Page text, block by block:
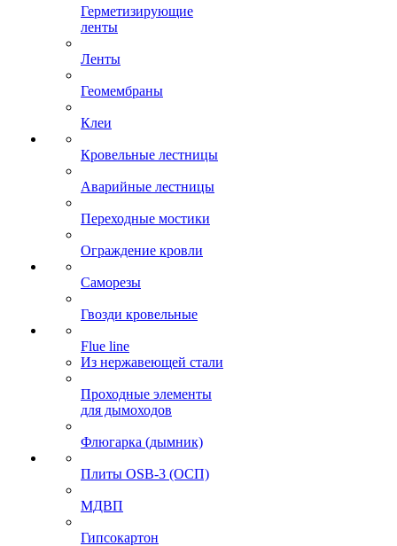
Герметизирующие
ленты
Ленты
Геомембраны
Клеи
Кровельные лестницы
Аварийные лестницы
Переходные мостики
Ограждение кровли
Саморезы
Гвозди кровельные
Flue line
Из нержавеющей стали
Проходные элементы
для дымоходов
Флюгарка (дымник)
Плиты OSB-3 (ОСП)
МДВП
Гипсокартон